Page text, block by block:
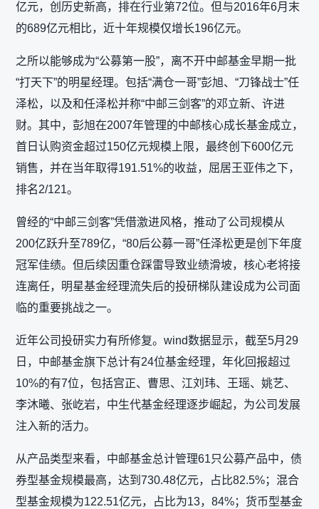
亿元，创历史新高，排在行业第72位。但与2016年6月末
的689亿元相比，近十年规模仅增长196亿元。
之所以能够成为“公募第一股”，离不开中邮基金早期一批
“打天下”的明星经理。包括“满仓一哥”彭旭、“刀锋战士”任
泽松，以及和任泽松并称“中邮三剑客”的邓立新、许进
财。其中，彭旭在2007年管理的中邮核心成长基金成立，
首日认购资金超过150亿元规模上限，最终创下600亿元
销售，并在当年取得191.51%的收益，屈居王亚伟之下，
排名2/121。
曾经的“中邮三剑客”凭借激进风格，推动了公司规模从
200亿跃升至789亿，“80后公募一哥”任泽松更是创下年度
冠军佳绩。但后续因重仓踩雷导致业绩滑坡，核心老将接
连离任，明星基金经理流失后的投研梯队建设成为公司面
临的重要挑战之一。
近年公司投研实力有所修复。wind数据显示，截至5月29
日，中邮基金旗下总计有24位基金经理，年化回报超过
10%的有7位，包括宫正、曹思、江刘玮、王瑶、姚艺、
李沐曦、张屹岩，中生代基金经理逐步崛起，为公司发展
注入新的活力。
从产品类型来看，中邮基金总计管理61只公募产品中，债
券型基金规模最高，达到730.48亿元，占比82.5%；混合
型基金规模为122.51亿元，占比为13，84%；货币型基金